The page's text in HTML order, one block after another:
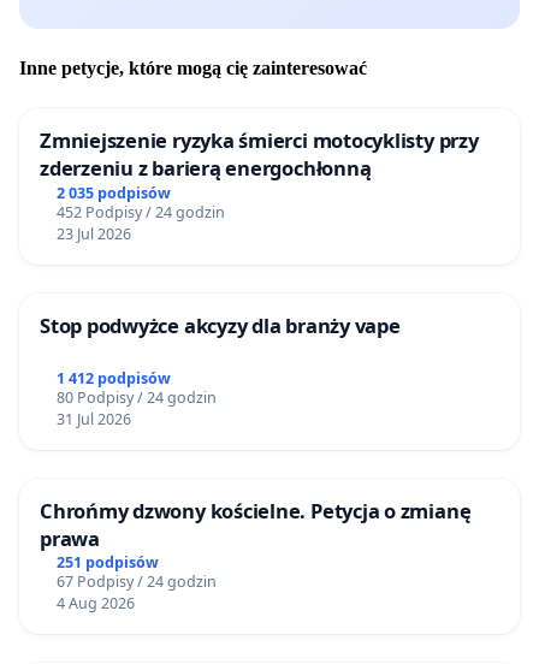
Inne petycje, które mogą cię zainteresować
Zmniejszenie ryzyka śmierci motocyklisty przy
zderzeniu z barierą energochłonną
2 035 podpisów
452 Podpisy / 24 godzin
23 Jul 2026
Stop podwyżce akcyzy dla branży vape
1 412 podpisów
80 Podpisy / 24 godzin
31 Jul 2026
Chrońmy dzwony kościelne. Petycja o zmianę
prawa
251 podpisów
67 Podpisy / 24 godzin
4 Aug 2026